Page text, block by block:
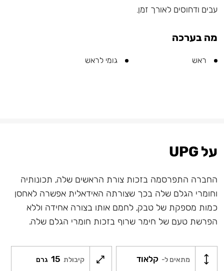
עבים ודחוסים לאורך זמן.
מה בערכה
ראש גומי לראש
על UPG
החברה התפרסמה בזכות צורת הראשים שלה, תכונותיה
וחומרי הגלם שלה בכך שצורתה האידאלית אפשרה לאחסן
כמות מספקת של טבק, לחמם אותו בצורה אחידה וללא
הפרשת טעם של חימר שרוף בזכות חומרי הגלם שלה.
מתאים ל- קלאוד קיבולת 15 גרם